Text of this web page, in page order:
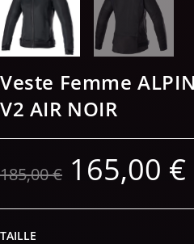
Veste Femme
V2 AIR NOIR
185,00€ 165,00 €
TAILLE